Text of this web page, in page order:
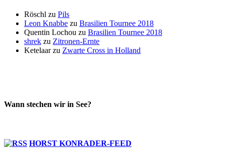
Röschl zu Pils
Leon Knabbe zu Brasilien Tournee 2018
Quentin Lochou zu Brasilien Tournee 2018
shrek zu Zitronen-Ernte
Ketelaarzu Zwarte Cross in Holland
Wann stechen wir in See?
HORST KONRADER-FEED